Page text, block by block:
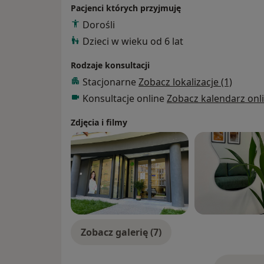
Pacjenci których przyjmuję
Dorośli
Dzieci w wieku od 6 lat
Rodzaje konsultacji
Stacjonarne Zobacz lokalizacje (1)
Konsultacje online Zobacz kalendarz
Zdjęcia i filmy
Zobacz galerię (7)